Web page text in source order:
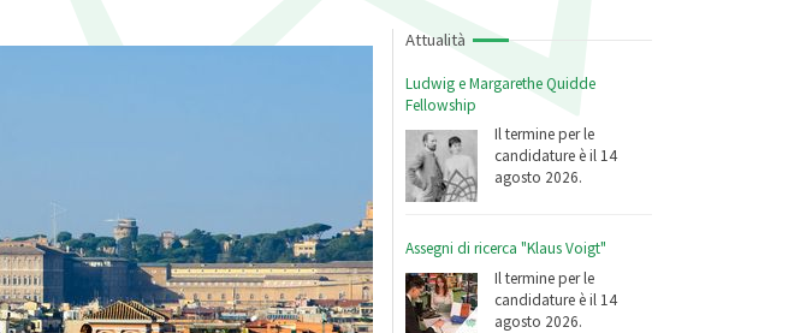
Attualità
Ludwig e Margarethe Quidde
Fellowship
Il termine per le
candidature è il 14
agosto 2026.
Assegni di ricerca "Klaus Voigt"
Il termine per le
candidature è il 14
agosto 2026.